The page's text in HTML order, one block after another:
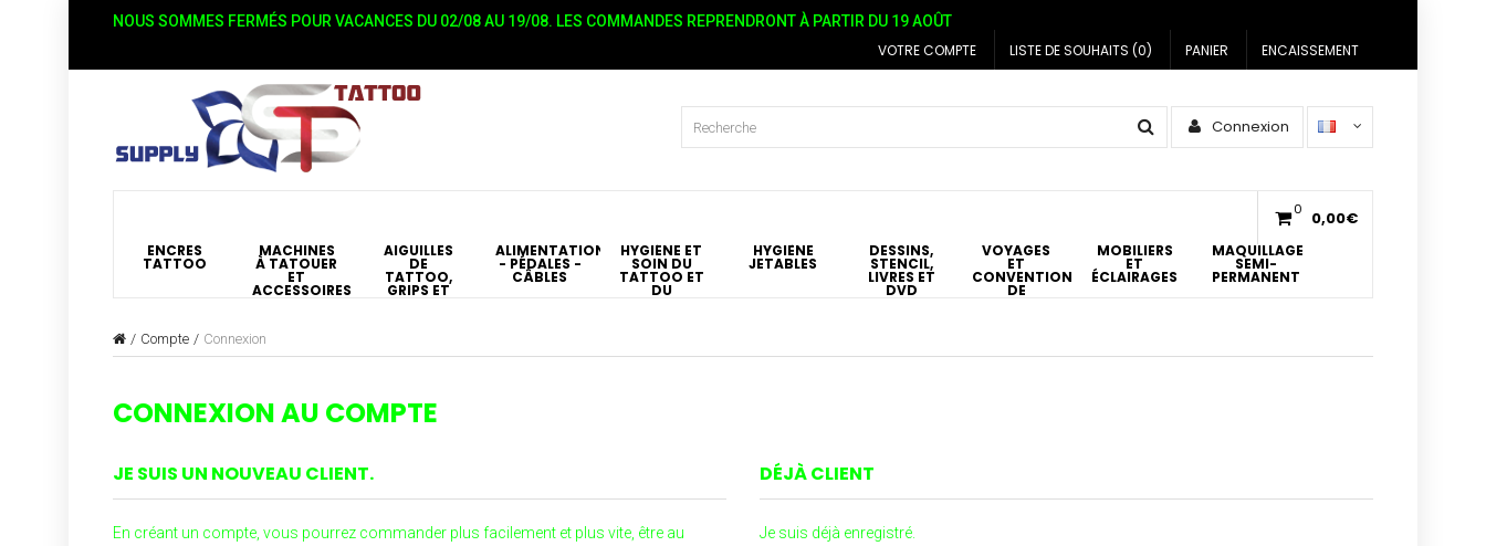
NOUS SOMMES FERMÉS POUR VACANCES DU 02/08 AU 19/08. LES COMMANDES REPRENDRONT À PARTIR DU 19 AOÛT
VOTRE COMPTE LISTE DE SOUHAITS (0) PANIER ENCAISSEMENT
Connexion
0 0,00€
ENCRES
TATTOO
MACHINES
À TATOUER
ET
ACCESSOIRES
AIGUILLES
DE
TATTOO,
GRIPS ET
ALIMENTATIONS
- PÉDALES -
CÂBLES
HYGIÉNE ET
SOIN DU
TATTOO ET
DU
HYGIÈNE
JETABLES
DESSINS,
STENCIL,
LIVRES ET
DVD
VOYAGES
ET
CONVENTIONS
DE
MOBILIERS
ET
ÉCLAIRAGES
MAQUILLAGE
SEMI-
PERMANENT
Compte Connexion
CONNEXION AU COMPTE
JE SUIS UN NOUVEAU CLIENT.
En créant un compte, vous pourrez commander plus facilement et plus vite, être au
DÉJÀ CLIENT
Je suis déjà enregistré.